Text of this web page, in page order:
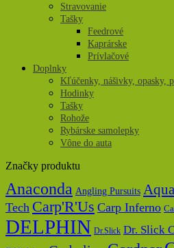
Stravovanie
Tašky
Feedrové
Kaprárske
Prívlačové
Doplnky
Kľúčenky, nášivky, opasky,
Hodinky
Tašky
Rohože
Rybárske samolepky
Vône do auta
Značky produktu
Anaconda Angling Pursuits
Tech Carp'R'Us Carp Inferno
DELPHIN Dr.Slick Dr. Slick